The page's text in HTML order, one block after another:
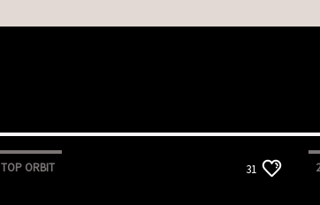
TOP ORBIT 31